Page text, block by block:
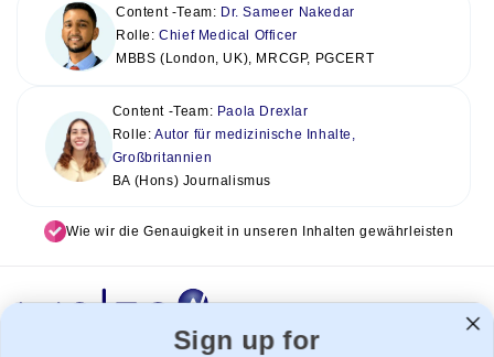
Content -Team: Dr. Sameer Nakedar
Rolle:Chief Medical Officer
MBBS (London, UK), MRCGP, PGCERT
Content -Team: Paola Drexlar
Rolle:Autor für medizinische Inhalte,
Großbritannien
BA (Hons) Journalismus
Wie wir die Genauigkeit in unseren Inhalten gewährleisten
Sign up for